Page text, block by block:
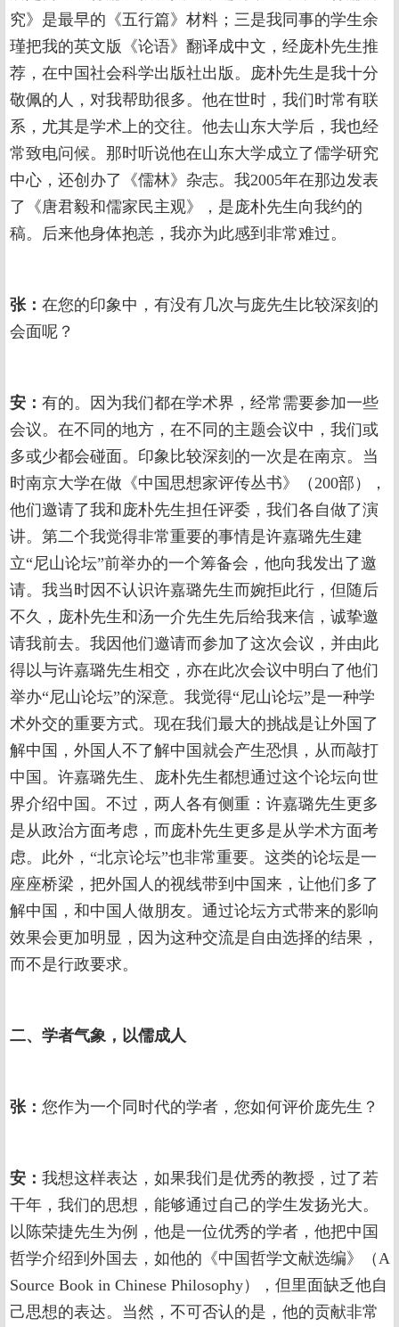
究》是最早的《五行篇》材料；三是我同事的学生余
瑾把我的英文版《论语》翻译成中文，经庞朴先生推
荐，在中国社会科学出版社出版。庞朴先生是我十分
敬佩的人，对我帮助很多。他在世时，我们时常有联
系，尤其是学术上的交往。他去山东大学后，我也经
常致电问候。那时听说他在山东大学成立了儒学研究
中心，还创办了《儒林》杂志。我2005年在那边发表
了《唐君毅和儒家民主观》，是庞朴先生向我约的
稿。后来他身体抱恙，我亦为此感到非常难过。
张： 在您的印象中，有没有几次与庞先生比较深刻的
会面呢？
安： 有的。因为我们都在学术界，经常需要参加一些
会议。在不同的地方，在不同的主题会议中，我们或
多或少都会碰面。印象比较深刻的一次是在南京。当
时南京大学在做《中国思想家评传丛书》（200部），
他们邀请了我和庞朴先生担任评委，我们各自做了演
讲。第二个我觉得非常重要的事情是许嘉璐先生建
立“尼山论坛”前举办的一个筹备会，他向我发出了邀
请。我当时因不认识许嘉璐先生而婉拒此行，但随后
不久，庞朴先生和汤一介先生先后给我来信，诚挚邀
请我前去。我因他们邀请而参加了这次会议，并由此
得以与许嘉璐先生相交，亦在此次会议中明白了他们
举办“尼山论坛”的深意。我觉得“尼山论坛”是一种学
术外交的重要方式。现在我们最大的挑战是让外国了
解中国，外国人不了解中国就会产生恐惧，从而敲打
中国。许嘉璐先生、庞朴先生都想通过这个论坛向世
界介绍中国。不过，两人各有侧重：许嘉璐先生更多
是从政治方面考虑，而庞朴先生更多是从学术方面考
虑。此外，“北京论坛”也非常重要。这类的论坛是一
座座桥梁，把外国人的视线带到中国来，让他们多了
解中国，和中国人做朋友。通过论坛方式带来的影响
效果会更加明显，因为这种交流是自由选择的结果，
而不是行政要求。
二、学者气象，以儒成人
张： 您作为一个同时代的学者，您如何评价庞先生？
安： 我想这样表达，如果我们是优秀的教授，过了若
干年，我们的思想，能够通过自己的学生发扬光大。
以陈荣捷先生为例，他是一位优秀的学者，他把中国
哲学介绍到外国去，如他的《中国哲学文献选编》（A
Source Book in Chinese Philosophy），但里面缺乏他自
己思想的表达。当然，不可否认的是，他的贡献非常